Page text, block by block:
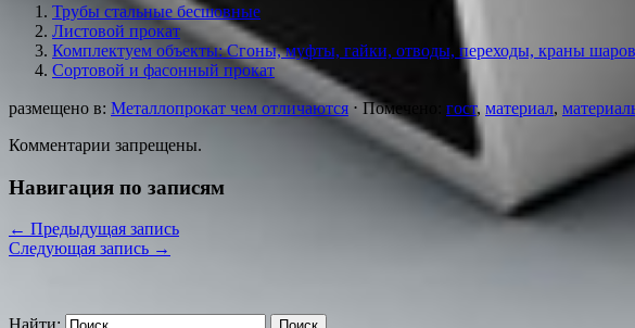
Трубы стальные бесшовные
Листовой прокат
Комплектуем объекты: Сгоны, муфты, гайки, отводы, переходы, краны
Сортовой и фасонный прокат
размещено в: Металлопрокат чем отличаются ⋅ Помечено: гост, материал,
Комментарии запрещены.
Навигация по записям
← Предыдущая запись
Следующая запись →